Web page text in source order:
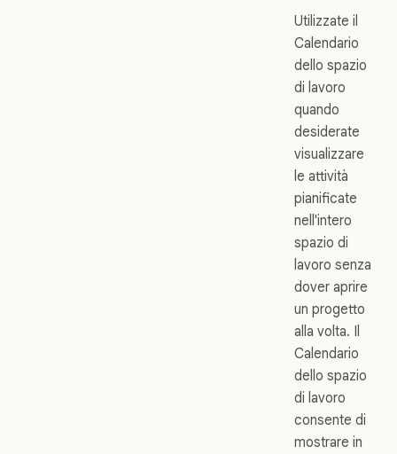
Utilizzate il
Calendario
dello spazio
di lavoro
quando
desiderate
visualizzare
le attività
pianificate
nell'intero
spazio di
lavoro senza
dover aprire
un progetto
alla volta. Il
Calendario
dello spazio
di lavoro
consente di
mostrare in